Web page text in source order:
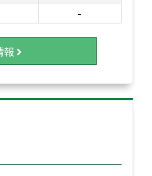
-
報